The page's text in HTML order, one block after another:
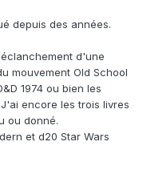
depuis des années.
d'une
mouvement Old School
1974 ou bien les
encore les trois livres
ou donné.
et d20 Star Wars